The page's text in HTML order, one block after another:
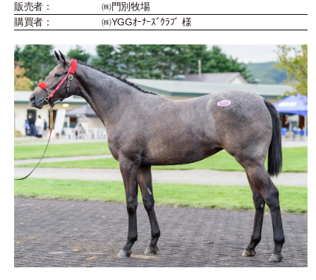
販売者：
㈱門別牧場
購買者：
㈱YGGｵｰﾅｰｽﾞｸﾗﾌﾞ 様